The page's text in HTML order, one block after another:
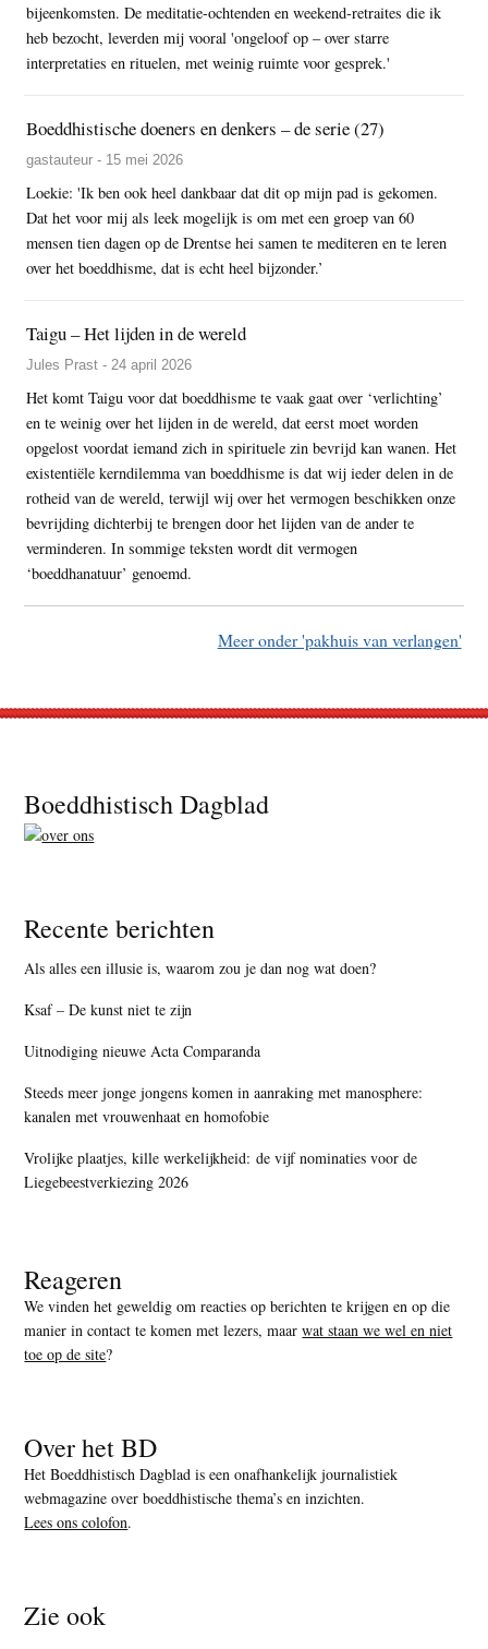
bijeenkomsten. De meditatie-ochtenden en weekend-retraites die ik
heb bezocht, leverden mij vooral 'ongeloof op – over starre
interpretaties en rituelen, met weinig ruimte voor gesprek.'
Boeddhistische doeners en denkers – de serie (27)
gastauteur - 15 mei 2026
Loekie: 'Ik ben ook heel dankbaar dat dit op mijn pad is gekomen.
Dat het voor mij als leek mogelijk is om met een groep van 60
mensen tien dagen op de Drentse hei samen te mediteren en te leren
over het boeddhisme, dat is echt heel bijzonder.’
Taigu – Het lijden in de wereld
Jules Prast - 24 april 2026
Het komt Taigu voor dat boeddhisme te vaak gaat over ‘verlichting’
en te weinig over het lijden in de wereld, dat eerst moet worden
opgelost voordat iemand zich in spirituele zin bevrijd kan wanen. Het
existentiële kerndilemma van boeddhisme is dat wij ieder delen in de
rotheid van de wereld, terwijl wij over het vermogen beschikken onze
bevrijding dichterbij te brengen door het lijden van de ander te
verminderen. In sommige teksten wordt dit vermogen
‘boeddhanatuur’ genoemd.
Meer onder 'pakhuis van verlangen'
Footer
Boeddhistisch Dagblad
Recente berichten
Als alles een illusie is, waarom zou je dan nog wat doen?
Ksaf – De kunst niet te zijn
Uitnodiging nieuwe Acta Comparanda
Steeds meer jonge jongens komen in aanraking met manosphere:
kanalen met vrouwenhaat en homofobie
Vrolijke plaatjes, kille werkelijkheid: de vijf nominaties voor de
Liegebeestverkiezing 2026
Reageren
We vinden het geweldig om reacties op berichten te krijgen en op die
manier in contact te komen met lezers, maarwat staan we wel en niet
toe op de site?
Over het BD
Het Boeddhistisch Dagblad is een onafhankelijk journalistiek
webmagazine over boeddhistische thema’s en inzichten.
Lees ons colofon.
Zie ook